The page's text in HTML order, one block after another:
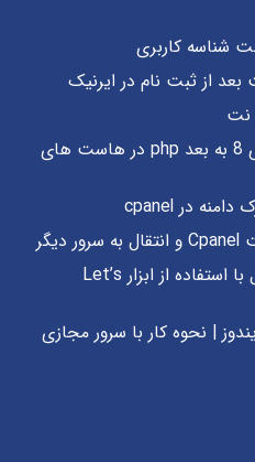
شناسه کاربری
اطلاعیه | پشتیبانی از نسخه های 8 به بعد php در هاست های
آموزش فعالسازی ssl در سی پنل با استفاده از ابزار Let’s
| نحوه کار با سرور مجازی